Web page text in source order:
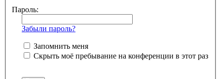
Пароль:
Забыли пароль?
Запомнить меня
Скрыть моё пребывание на конференции в этот раз